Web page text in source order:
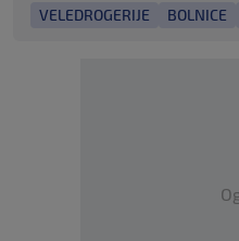
VELEDROGERIJE BOLNICE